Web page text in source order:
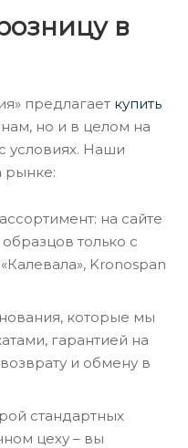
в
предлагает купить
но и в целом на
условиях. Наши
рынке:
на сайте
только с
Kronospan
которые мы
гарантией на
и обмену в
стандартных
цеху – вы